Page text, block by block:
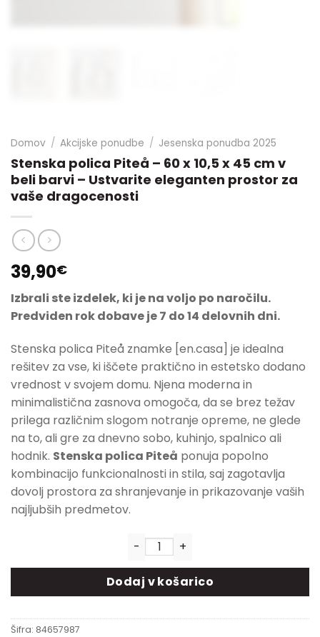
Domov / Akcijske ponudbe / Jesenska ponudba 2025
Stenska polica Piteå – 60 x 10,5 x 45 cm v
beli barvi – Ustvarite eleganten prostor za
vaše dragocenosti
39,90€
Izbrali ste izdelek, ki je na voljo po naročilu.
Predviden rok dobave je 7 do 14 delovnih dni.
Stenska polica Piteå znamke [en.casa] je idealna
rešitev za vse, ki iščete praktično in estetsko dodano
vrednost v svojem domu. Njena moderna in
minimalistična zasnova omogoča, da se brez težav
prilega različnim slogom notranje opreme, ne glede
na to, ali gre za dnevno sobo, kuhinjo, spalnico ali
hodnik. Stenska polica Piteå ponuja popolno
kombinacijo funkcionalnosti in stila, saj zagotavlja
dovolj prostora za shranjevanje in prikazovanje vaših
najljubših predmetov.
Stenska polica Piteå - 60 x
Dodaj v košarico
Šifra: 84657987